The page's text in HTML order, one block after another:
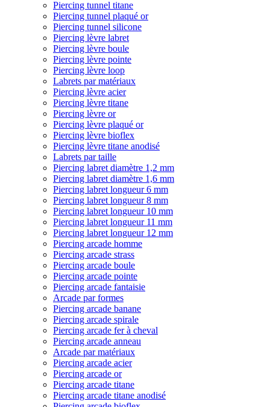
Piercing tunnel titane
Piercing tunnel plaqué or
Piercing tunnel silicone
Piercing lèvre labret
Piercing lèvre boule
Piercing lèvre pointe
Piercing lèvre loop
Labrets par matériaux
Piercing lèvre acier
Piercing lèvre titane
Piercing lèvre or
Piercing lèvre plaqué or
Piercing lèvre bioflex
Piercing lèvre titane anodisé
Labrets par taille
Piercing labret diamètre 1,2 mm
Piercing labret diamètre 1,6 mm
Piercing labret longueur 6 mm
Piercing labret longueur 8 mm
Piercing labret longueur 10 mm
Piercing labret longueur 11 mm
Piercing labret longueur 12 mm
Piercing arcade homme
Piercing arcade strass
Piercing arcade boule
Piercing arcade pointe
Piercing arcade fantaisie
Arcade par formes
Piercing arcade banane
Piercing arcade spirale
Piercing arcade fer à cheval
Piercing arcade anneau
Arcade par matériaux
Piercing arcade acier
Piercing arcade or
Piercing arcade titane
Piercing arcade titane anodisé